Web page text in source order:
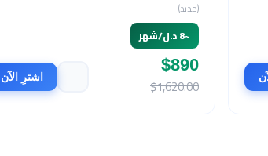
(جديد)
~8 د.ل/شهر
$890
$1,620.00 اشترِ الآن